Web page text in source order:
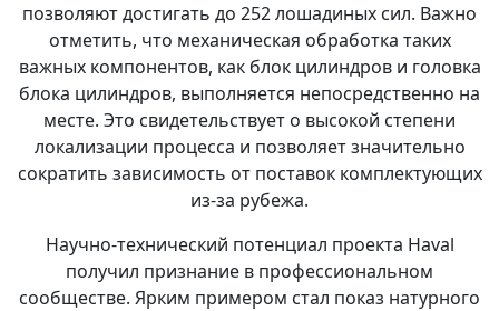
позволяют достигать до 252 лошадиных сил. Важно
отметить, что механическая обработка таких
важных компонентов, как блок цилиндров и головка
блока цилиндров, выполняется непосредственно на
месте. Это свидетельствует о высокой степени
локализации процесса и позволяет значительно
сократить зависимость от поставок комплектующих
из-за рубежа.
Научно-технический потенциал проекта Haval
получил признание в профессиональном
сообществе. Ярким примером стал показ натурного